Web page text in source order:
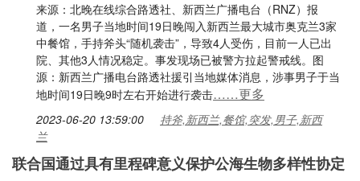
来源：北晚在线综合路透社、新西兰广播电台（RNZ）报
道，一名男子当地时间19日晚闯入新西兰最大城市奥克兰3家
中餐馆，手持斧头“随机袭击”，导致4人受伤，目前一人已出
院、其他3人情况稳定。事发现场已被警方拉起警戒线。图
源：新西兰广播电台路透社援引当地媒体消息，涉事男子于当
地时间19日晚9时左右开始进行袭击……更多
2023-06-20 13:59:00
持斧,新西兰,餐馆,突发,男子,新西
兰
联合国通过具有里程碑意义保护公海生物多样性协定